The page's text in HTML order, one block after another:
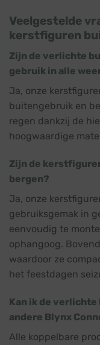
Veelgestelde
kerstfiguren
Zijn de verlichte
gebruik in alle
Ja, onze
buitengebruik en
regen dankzij de
hoogwaardige
Zijn de
bergen?
Ja, onze
gebruiksgemak in
eenvoudig te
ophangoog.
waardoor ze
het feestdagen
Kan ik de
andere Blynx
Alle koppelbare